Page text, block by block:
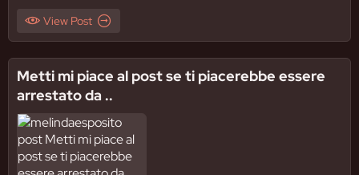
View Post
Metti mi piace al post se ti piacerebbe essere
arrestato da ..